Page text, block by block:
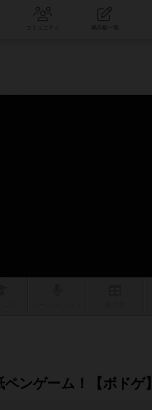
コミュニティ
ンゲーム！【ボドゲ】